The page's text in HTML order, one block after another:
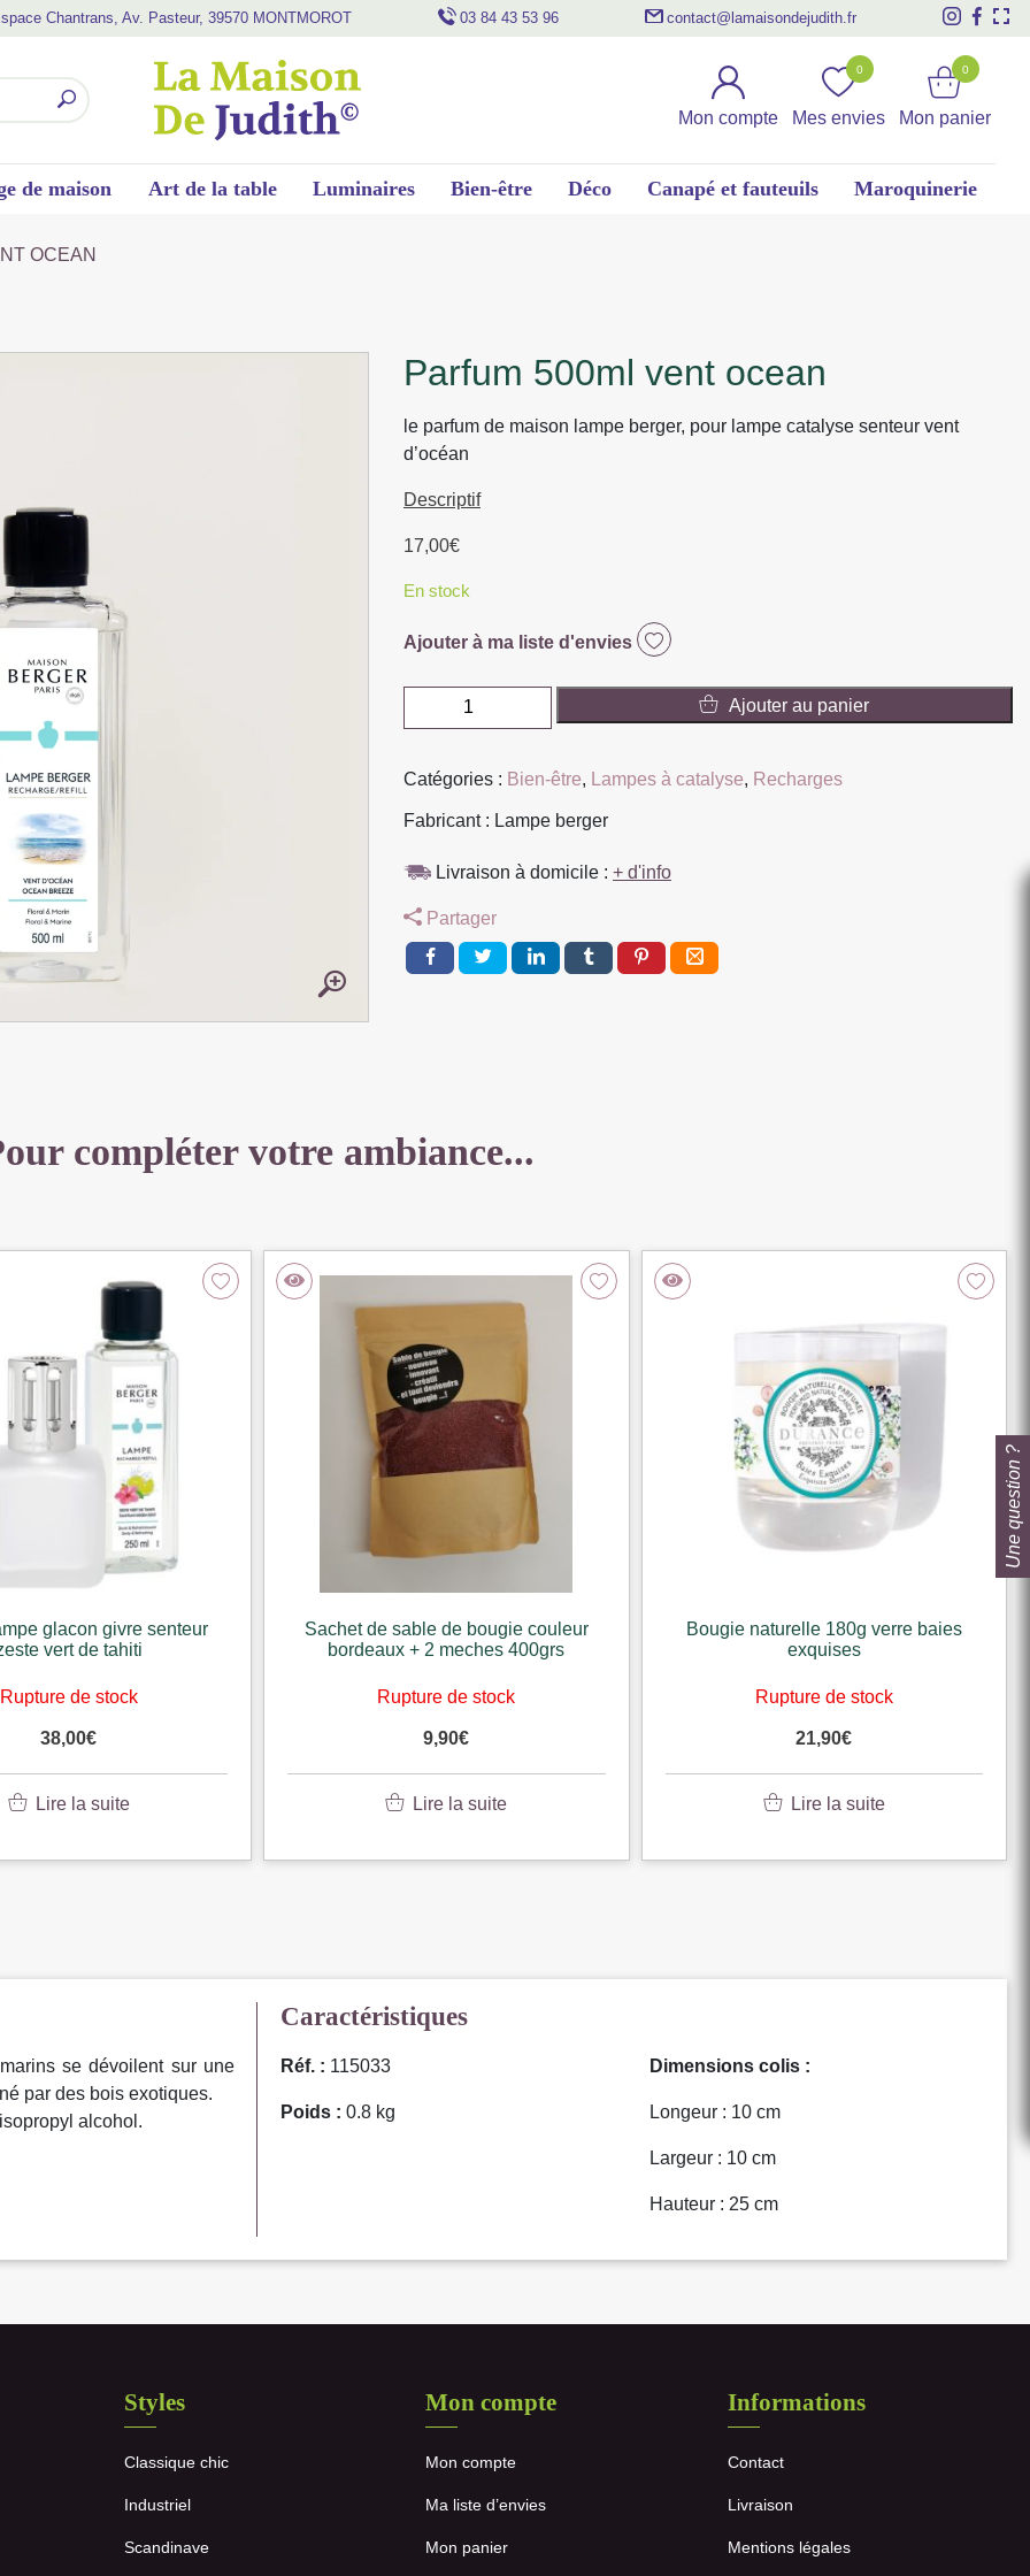
Chantrans, Av. Pasteur, 39570 MONTMOROT 03 84 43 53 96 contact@lamaisondejudith.fr
Mon compte Mes envies
0
Mon panier
0
de maison Art de la table Luminaires Bien-être Déco Canapé et fauteuils Maroquinerie
OCEAN
parfum 500ml vent ocean
le parfum de maison lampe berger, pour lampe catalyse senteur vent
d’océan
Descriptif
17,00€
En stock
Ajouter à ma liste d'envies
quantité
de
500ML
VENT
Ajouter au panier
Catégories : Bien-être, Lampes à catalyse, Recharges
Fabricant : Lampe berger
Livraison à domicile : + d'info
Partager
compléter votre ambiance...
glacon givre senteur
vert de tahiti
Rupture de stock
38,00€
Lire la suite
Sachet de sable de bougie couleur
bordeaux + 2 meches 400grs
Rupture de stock
9,90€
Lire la suite
Bougie naturelle 180g verre baies
exquises
Rupture de stock
21,90€
Lire la suite
se dévoilent sur une
par des bois exotiques.
alcohol.
Caractéristiques
Réf. : 115033
Poids : 0.8 kg
Dimensions colis :
Longeur : 10 cm
Largeur : 10 cm
Hauteur : 25 cm
Styles
Classique chic
Industriel
Scandinave
Mon compte
Mon compte
Ma liste d’envies
Mon panier
Informations
Contact
Livraison
Mentions légales
Une question ?